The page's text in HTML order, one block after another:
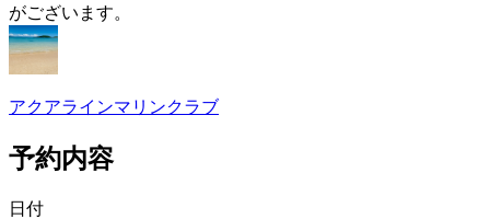
がございます。
アクアラインマリンクラブ
予約内容
日付